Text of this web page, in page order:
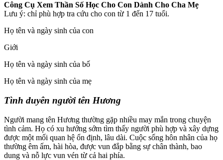
Công Cụ Xem Thần Số Học Cho Con Dành Cho Cha Mẹ
Lưu ý: chỉ phù hợp tra cứu cho con từ 1 đến 17 tuổi.
Họ tên và ngày sinh của con
Giới
Họ tên và ngày sinh của bố
Họ tên và ngày sinh của mẹ
Tình duyên người tên Hương
Người mang tên Hương thường gặp nhiều may mắn trong chuyện
tình cảm. Họ có xu hướng sớm tìm thấy người phù hợp và xây dựng
được một mối quan hệ ổn định, lâu dài. Cuộc sống hôn nhân của họ
thường êm ấm, hài hòa, được vun đắp bằng sự chân thành, bao
dung và nỗ lực vun vén từ cả hai phía.